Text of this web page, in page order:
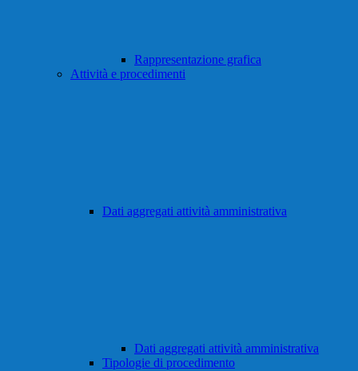
Rappresentazione grafica
Attività e procedimenti
Dati aggregati attività amministrativa
Dati aggregati attività amministrativa
Tipologie di procedimento